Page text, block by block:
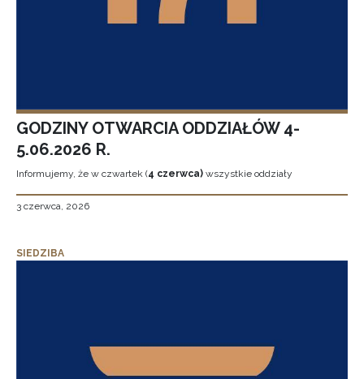
GODZINY OTWARCIA ODDZIAŁÓW 4-
5.06.2026 R.
Informujemy, że w czwartek (4 czerwca) wszystkie oddziały
3 czerwca, 2026
SIEDZIBA